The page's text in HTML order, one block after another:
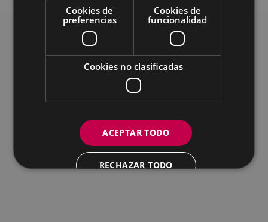
Cookies de
preferencias
Cookies de
funcionalidad
Cookies no clasificadas
ACEPTAR TODO
RECHAZAR TODO